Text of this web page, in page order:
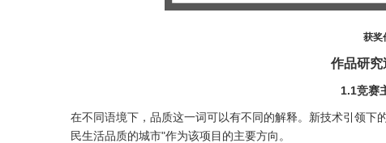
获奖
作品研究
1.1竞赛
在不同语境下，品质这一词可以有不同的解释。新技术引领下
民生活品质的城市"作为该项目的主要方向。